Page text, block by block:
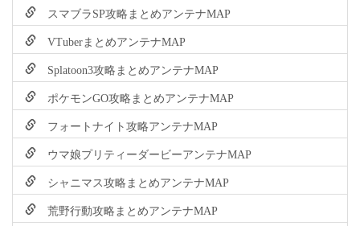
スマブラSP攻略まとめアンテナMAP
VTuberまとめアンテナMAP
Splatoon3攻略まとめアンテナMAP
ポケモンGO攻略まとめアンテナMAP
フォートナイト攻略アンテナMAP
ウマ娘プリティーダービーアンテナMAP
シャニマス攻略まとめアンテナMAP
荒野行動攻略まとめアンテナMAP